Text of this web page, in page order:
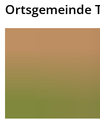
Ortsgemeinde
Trippstadt
Ortsgemeinde